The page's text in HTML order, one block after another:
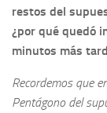
restos del
¿por qué quedó
minutos más
Recordemos que
Pentágono del